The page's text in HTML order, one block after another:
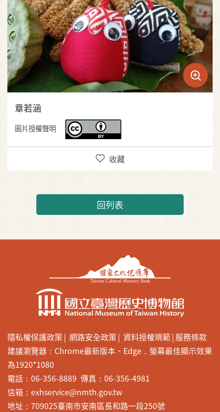
章若涵
圖片授權聲明
收藏
回列表
隱私權保護政策 網路安全政策 資料授權規範 服務條款
建議瀏覽器：Chrome最新版本、Edge，螢幕最佳顯示效果
為1920*1080
電話：06-356-8889 傳真：06-356-4981
信箱：exhservice@nmth.gov.tw
地址：709025臺南市安南區長和路一段250號